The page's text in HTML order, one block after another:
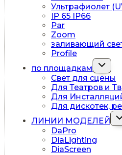
Ультрафиолет
IP 65 IP66
Par
Zoom
заливающий
Profile
по площадкам
меню
Свет для сцены
Для Театров и Тв
Для
Для дискотек,
ЛИНИИ МОДЕЛЕЙ
DaPro
DiaLighting
DiaScreen